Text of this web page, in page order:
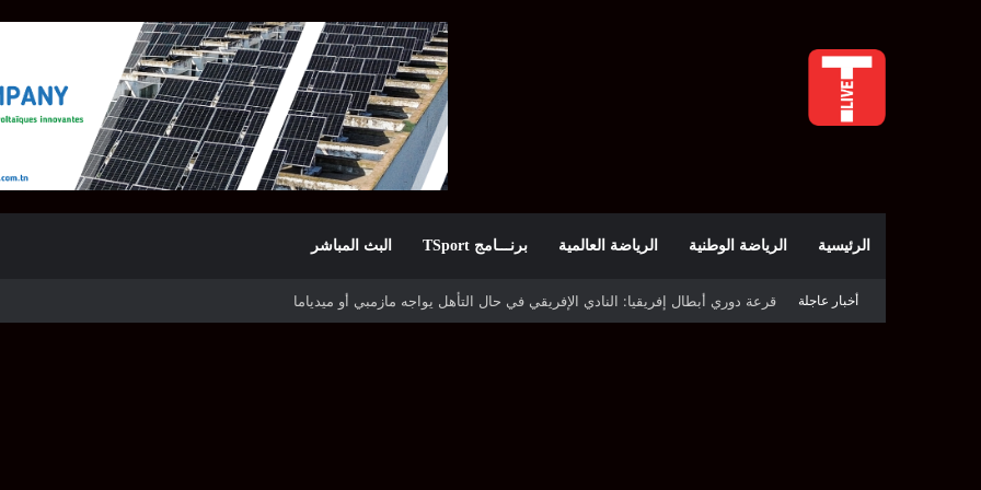
الرئيسية الرياضة الوطنية الرياضة العالمية برنـــامج TSport البث المباشر
أخبار عاجلة قرعة دوري أبطال إفريقيا: النادي الإفريقي في حال التأهل يواجه مازمبي أو ميدياما